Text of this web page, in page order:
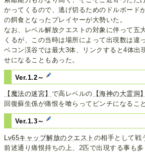
かってくるので、逃げ切るためのドルボード
の餌食となったプレイヤーが大勢いた。
なお、レベル解放クエストの対象に伴って五
くるが、この当時は場所によって出現数は違
ベコン渓谷では最大3体、リンクすると4体出
せになることもあった。
Ver.1.2～
【魔法の迷宮】 で高レベルの 【海神の大霊洞】
回復蘇生係が痛恨を喰らってピンチになるこ
Ver.1.3～
Lv65キャップ解放のクエスト の相手として戦
前述通り痛恨持ちの上、2匹で出現する事も